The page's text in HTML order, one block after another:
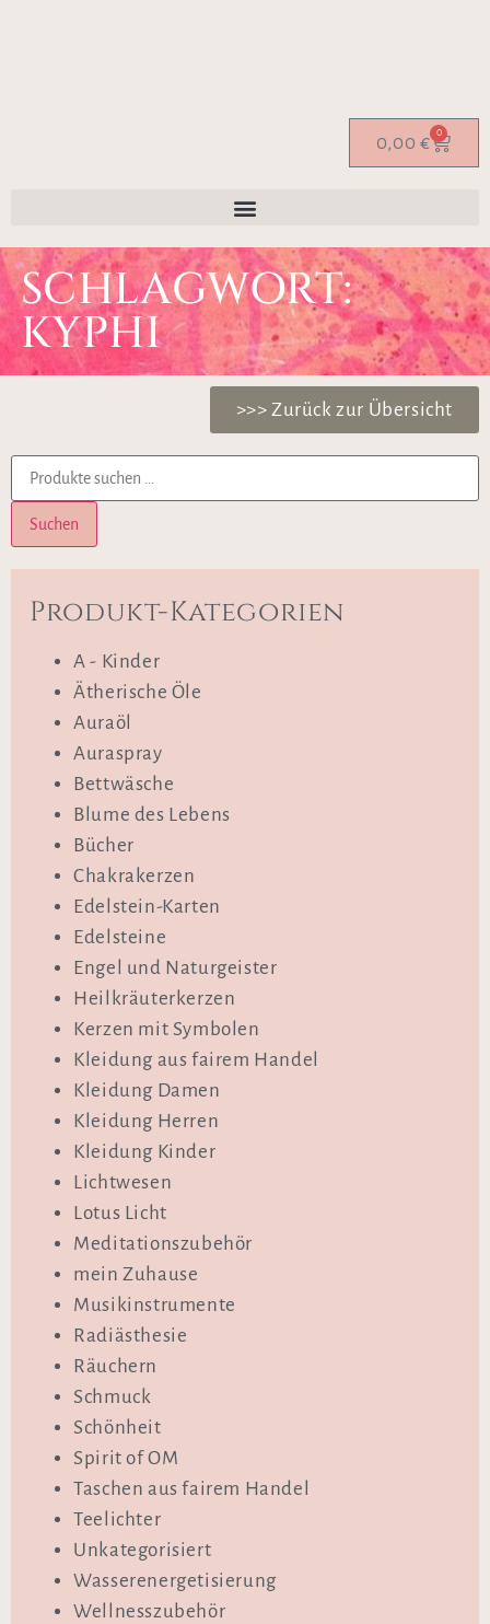
0,00 € 0
SCHLAGWORT:
KYPHI
>>> Zurück zur Übersicht
Suchen
Produkt-Kategorien
A - Kinder
Ätherische Öle
Auraöl
Auraspray
Bettwäsche
Blume des Lebens
Bücher
Chakrakerzen
Edelstein-Karten
Edelsteine
Engel und Naturgeister
Heilkräuterkerzen
Kerzen mit Symbolen
Kleidung aus fairem Handel
Kleidung Damen
Kleidung Herren
Kleidung Kinder
Lichtwesen
Lotus Licht
Meditationszubehör
mein Zuhause
Musikinstrumente
Radiästhesie
Räuchern
Schmuck
Schönheit
Spirit of OM
Taschen aus fairem Handel
Teelichter
Unkategorisiert
Wasserenergetisierung
Wellnesszubehör